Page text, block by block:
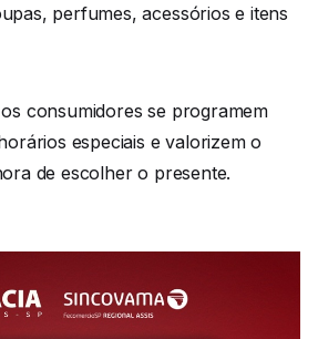
perfumes, acessórios e itens
consumidores se programem
especiais e valorizem o
de escolher o presente.